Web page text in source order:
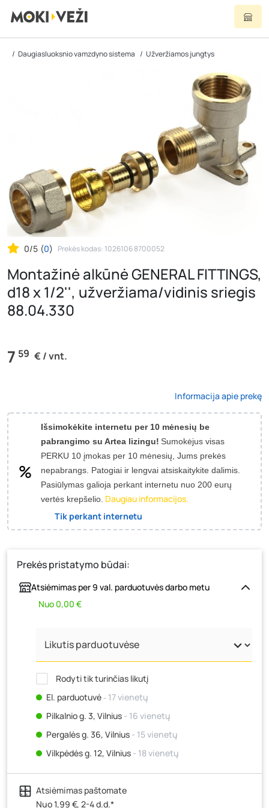
Daugiasluoksnio vamzdyno sistema Užveržiamos jungtys
0/5 (0) Prekės kodas: 1026106 8700052
Montažinė alkūnė GENERAL FITTINGS,
d18 x 1/2'', užveržiama/vidinis sriegis
88.04.330
7 59 € / vnt.
Informacija apie prekę
Išsimokėkite internetu per 10 mėnesių be
pabrangimo su Artea lizingu! Sumokėjus visas
PERKU 10 įmokas per 10 mėnesių, Jums prekės
nepabrangs. Patogiai ir lengvai atsiskaitykite dalimis.
Pasiūlymas galioja perkant internetu nuo 200 eurų
vertės krepšelio. Daugiau informacijos.
Tik perkant internetu
Prekės pristatymo būdai:
Atsiėmimas per 9 val. parduotuvės darbo metu
Nuo 0,00 €
Rodyti tik turinčias likutį
El. parduotuvė‐ 17 vienetų
Pilkalnio g. 3, Vilnius - 16 vienetų
Pergalės g. 36, Vilnius - 15 vienetų
Vilkpėdės g. 12, Vilnius - 18 vienetų
Ateities g. 15, Vilnius- 2 vienetai
Kauno r., Narsiečių k., Vytauto g. 183, Kaunas
vienetų
Atsiėmimas paštomate
Nuo 1,99 €, 2-4 d.d.*